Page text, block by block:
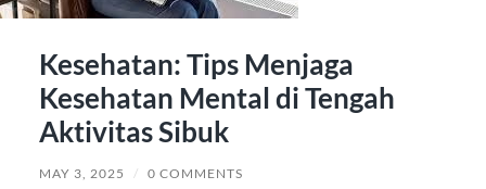
Kesehatan: Tips Menjaga
Kesehatan Mental di Tengah
Aktivitas Sibuk
MAY 3, 2025 / 0 COMMENTS